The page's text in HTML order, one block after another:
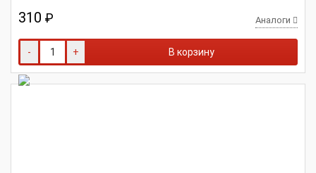
310 ₽ Аналоги
- + В корзину